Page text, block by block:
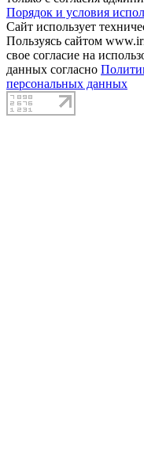
Порядок и условия
Сайт использует
Пользуясь сайтом
свое согласие на
данных согласно
персональных данных